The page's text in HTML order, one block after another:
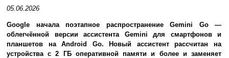
05.06.2026
Google начала поэтапное распространение Gemini Go —
облегчённой версии ассистента Gemini для смартфонов и
планшетов на Android Go. Новый ассистент рассчитан на
устройства с 2 ГБ оперативной памяти и более и заменяет